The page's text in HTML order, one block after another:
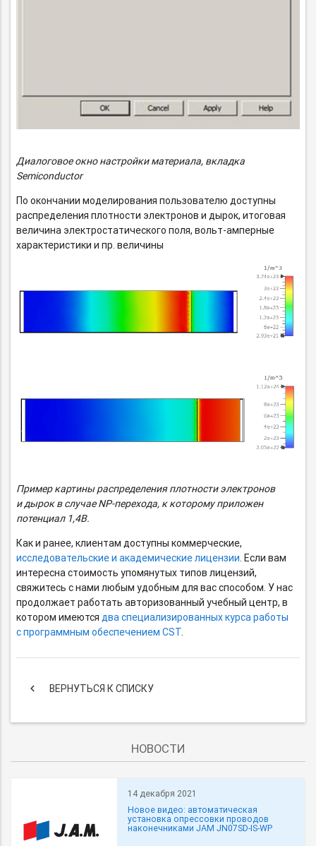
Диалоговое окно настройки материала, вкладка
Semiconductor
По окончании моделирования пользователю доступны
распределения плотности электронов и дырок, итоговая
величина электростатического поля,вольт-амперные
характеристики и пр. величины
Пример картины распределения плотности электронов
и дырок в случае NP-перехода, к которому приложен
потенциал 1,4В.
Как и ранее, клиентам доступны коммерческие,
исследовательские и академические лицензии. Если вам
интересна стоимость упомянутых типов лицензий,
свяжитесь с нами любым удобным для вас способом. У нас
продолжает работать авторизованный учебный центр, в
котором имеютсядва специализированных курса работы
с программным обеспечением CST.
keyboard_arrow_left ВЕРНУТЬСЯ К СПИСКУ
НОВОСТИ
14 декабря 2021
Новое видео: автоматическая
установка опрессовки проводов
наконечниками JAM JN07SD-IS-WP